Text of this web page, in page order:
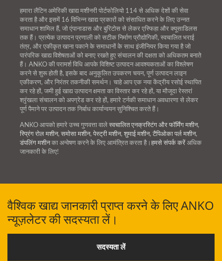
हमारा लैटिन अमेरिकी खाद्य मशीनरी पोर्टफोलियो 114 से अधिक देशों की सेवा
करता है और इसमें 16 विभिन्न खाद्य प्रकारों को संसाधित करने के लिए उन्नत
समाधान शामिल हैं, जो एंपानाडास और बुरिटोस से लेकर एस्फिहा और क्यूसाडिलस
तक हैं। प्रत्येक उत्पादन प्रणाली को सटीक निर्माण प्रौद्योगिकी, स्वचालित भराई
तंत्र, और एकीकृत खाना पकाने के समाधानों के साथ इंजीनियर किया गया है जो
पारंपरिक खाद्य विशेषताओं को बनाए रखते हुए संचालन की दक्षता को अधिकतम बनाते
हैं। ANKO की परामर्श विधि आपके विशिष्ट उत्पादन आवश्यकताओं का विश्लेषण
करने से शुरू होती है, इसके बाद अनुकूलित उपकरण चयन, पूर्ण उत्पादन लाइन
एकीकरण, और निरंतर तकनीकी समर्थन। चाहे आप एक नया केंद्रीय रसोई स्थापित
कर रहे हों, जमी हुई खाद्य उत्पादन क्षमता का विस्तार कर रहे हों, या मौजूदा रेस्तरां
श्रृंखला संचालन को अपग्रेड कर रहे हों, हमारे टर्नकी समाधान अवधारणा से लेकर
पूर्ण पैमाने पर उत्पादन तक निर्बाध कार्यान्वयन सुनिश्चित करते हैं।
ANKO आपको हमारे उच्च गुणवत्ता वाले स्वचालित एनक्रस्टिंग और फॉर्मिंग मशीन,
स्प्रिंग रोल मशीन, समोसा मशीन, पेस्ट्री मशीन, शुमाई मशीन, टैपिओका पर्ल मशीन,
डंपलिंग मशीनका अन्वेषण करने के लिए आमंत्रित करता है। हमसे संपर्क करें अधिक
जानकारी के लिए!
वैश्विक खाद्य जानकारी प्राप्त करने के लिए ANKO
न्यूज़लेटर की सदस्यता लें।
सदस्यता लें